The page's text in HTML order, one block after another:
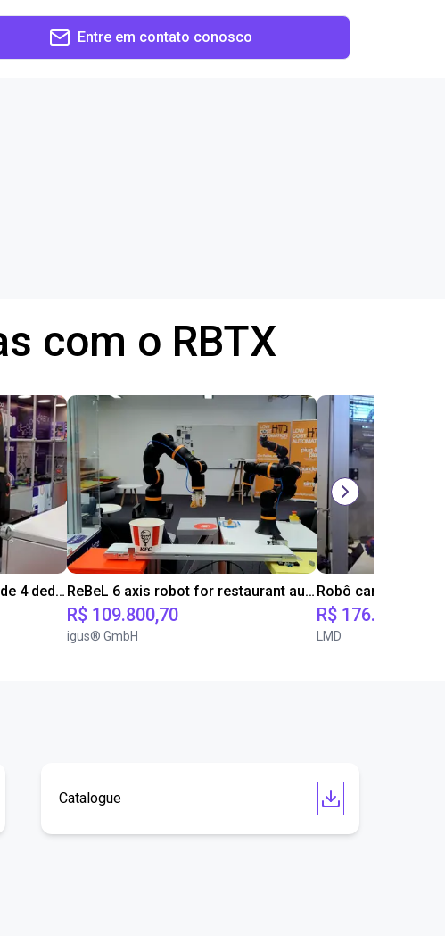
Entre em contato conosco
com o RBTX
Robolink DP5 e SoftGripper de 4 dedos ReBeL 6 axis robot for restaurant automation
R$ 109.800,70
igus® GmbH
R$ 176.650,31
LMD
Catalogue